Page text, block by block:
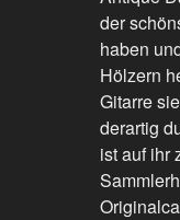
der
haben
Hölzern
Gitarre
derartig
ist auf ihr